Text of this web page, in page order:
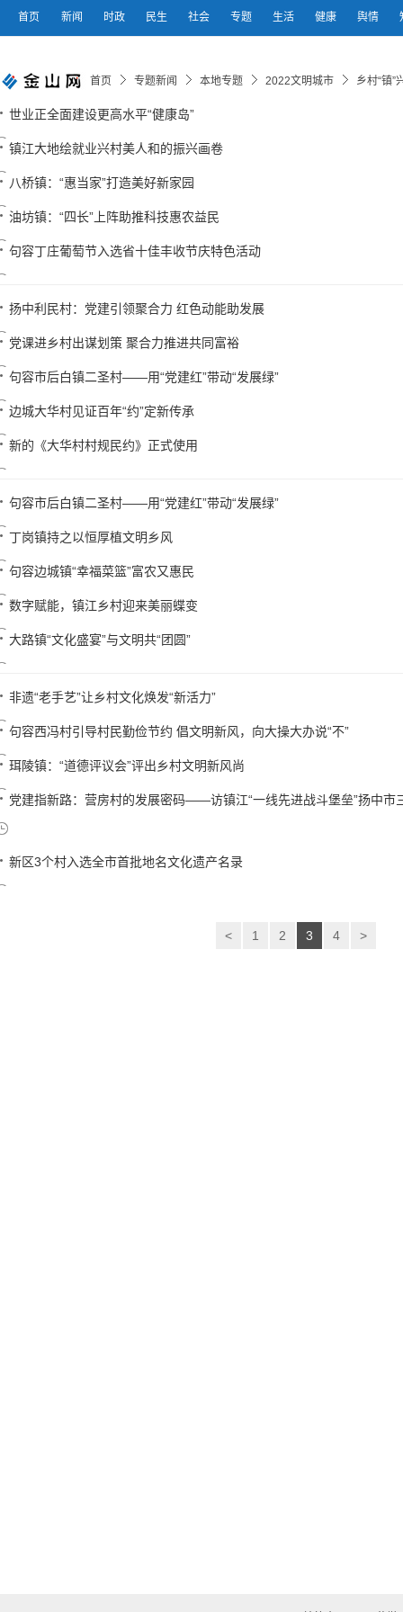
首页 新闻 时政 民生 社会 专题 生活 健康 舆情
首页 专题新闻 本地专题 2022文明城市 乡村“镇”
世业正全面建设更高水平“健康岛”
镇江大地绘就业兴村美人和的振兴画卷
八桥镇：“惠当家”打造美好新家园
油坊镇：“四长”上阵助推科技惠农益民
句容丁庄葡萄节入选省十佳丰收节庆特色活动
扬中利民村：党建引领聚合力 红色动能助发展
党课进乡村出谋划策 聚合力推进共同富裕
句容市后白镇二圣村——用“党建红”带动“发展绿”
边城大华村见证百年“约”定新传承
新的《大华村村规民约》正式使用
句容市后白镇二圣村——用“党建红”带动“发展绿”
丁岗镇持之以恒厚植文明乡风
句容边城镇“幸福菜篮”富农又惠民
数字赋能，镇江乡村迎来美丽蝶变
大路镇“文化盛宴”与文明共“团圆”
非遗“老手艺”让乡村文化焕发“新活力”
句容西冯村引导村民勤俭节约 倡文明新风，向大操大办说“不”
珥陵镇：“道德评议会”评出乡村文明新风尚
党建指新路：营房村的发展密码——访镇江“一线先进战斗堡垒”扬中市
新区3个村入选全市首批地名文化遗产名录
< 1 2 3 4 >